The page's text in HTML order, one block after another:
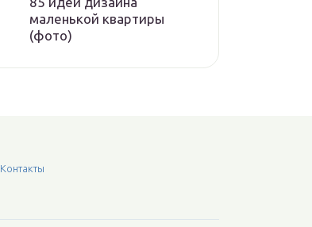
маленькой квартиры
(фото)
Контакты